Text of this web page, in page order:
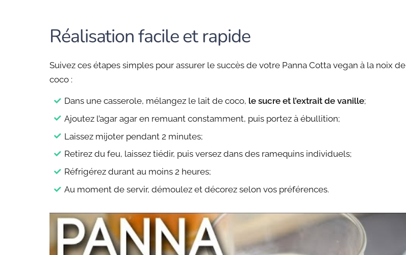
Réalisation facile et rapide
Suivez ces étapes simples pour assurer le succès de votre Panna Cotta vegan à la noix de
coco :
Dans une casserole, mélangez le lait de coco, le sucre et l’extrait de vanille;
Ajoutez l’agar agar en remuant constamment, puis portez à ébullition;
Laissez mijoter pendant 2 minutes;
Retirez du feu, laissez tiédir, puis versez dans des ramequins individuels;
Réfrigérez durant au moins 2 heures;
Au moment de servir, démoulez et décorez selon vos préférences.